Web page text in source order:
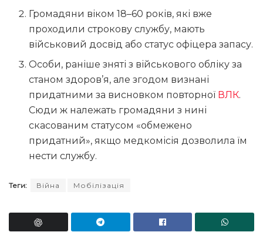
Громадяни віком 18–60 років, які вже
проходили строкову службу, мають
військовий досвід або статус офіцера запасу.
Особи, раніше зняті з військового обліку за
станом здоров’я, але згодом визнані
придатними за висновком повторної ВЛК.
Сюди ж належать громадяни з нині
скасованим статусом «обмежено
придатний», якщо медкомісія дозволила їм
нести службу.
Теги: Війна Мобілізація